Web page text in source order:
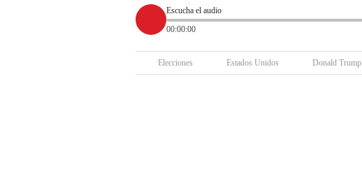
Escucha el audio
00:00:00
Elecciones Estados Unidos Donald Trump